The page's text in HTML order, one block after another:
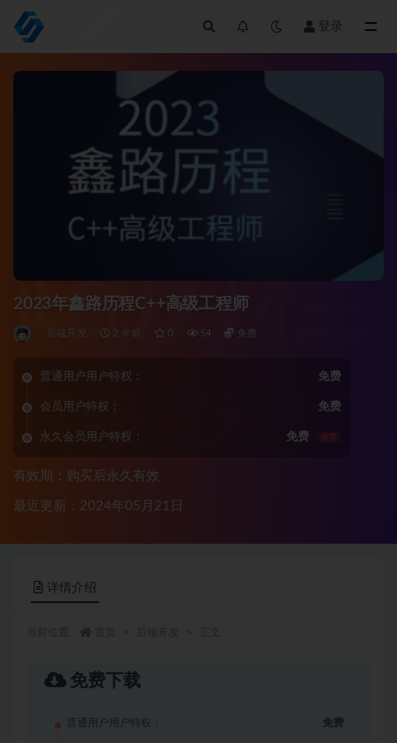
登录
2023年鑫路历程C++高级工程师
后端开发 2 年前 0 54 免费
普通用户用户特权： 免费
会员用户特权： 免费
永久会员用户特权： 免费 推荐
有效期：购买后永久有效
最近更新：2024年05月21日
详情介绍
免费下载
普通用户用户特权： 免费